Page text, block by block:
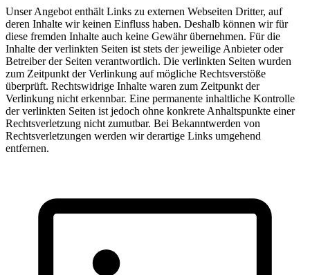
Unser Angebot enthält Links zu externen Webseiten Dritter, auf
deren Inhalte wir keinen Einfluss haben. Deshalb können wir für
diese fremden Inhalte auch keine Gewähr übernehmen. Für die
Inhalte der verlinkten Seiten ist stets der jeweilige Anbieter oder
Betreiber der Seiten verantwortlich. Die verlinkten Seiten wurden
zum Zeitpunkt der Verlinkung auf mögliche Rechtsverstöße
überprüft. Rechtswidrige Inhalte waren zum Zeitpunkt der
Verlinkung nicht erkennbar. Eine permanente inhaltliche Kontrolle
der verlinkten Seiten ist jedoch ohne konkrete Anhaltspunkte einer
Rechtsverletzung nicht zumutbar. Bei Bekanntwerden von
Rechtsverletzungen werden wir derartige Links umgehend
entfernen.